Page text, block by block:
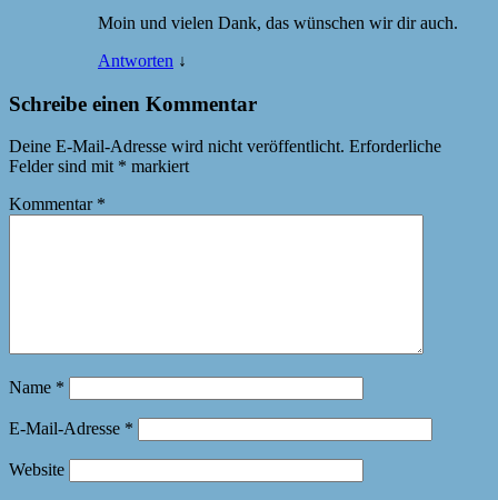
Moin und vielen Dank, das wünschen wir dir auch.
Antworten ↓
Schreibe einen Kommentar
Deine E-Mail-Adresse wird nicht veröffentlicht. Erforderliche
Felder sind mit * markiert
Kommentar *
Name *
E-Mail-Adresse *
Website